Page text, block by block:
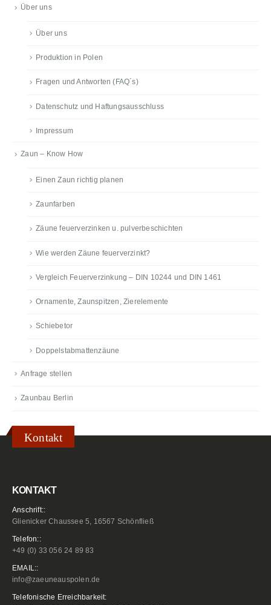
Über uns
Über uns
Produktion in Polen
Fragen und Antworten (FAQ´s)
Datenschutz und Haftungsausschluss
Impressum
Zaun – Know How
Einen Zaun richtig planen
Zaunfarben
Zäune feuerverzinken u. pulverbeschichten
Wie werden Zäune feuerverzinkt?
Vergleich Feuerverzinkung – DIN 10244 und DIN 1461
Ornamente, Zaunspitzen, Zierelemente
Schiebetor
Doppelstabmattenzäune
Anfrage stellen
Zaunbau Berlin
Kontakt
KONTAKT
Anschrift::
Glienicker Chaussee 5, 16567 Schönfließ
Telefon::
+49 (0) 33 056 24 89 83
EMAIL::
info@zaeuneauspolen.de
Telefonische Erreichbarkeit: